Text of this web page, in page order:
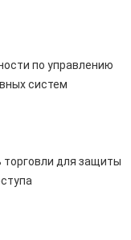
по управлению
систем
для защиты